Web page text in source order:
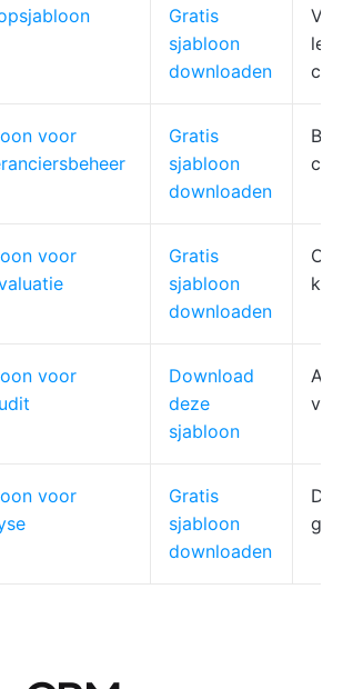
Gratis
sjabloon
downloaden
voor
Gratis
sjabloon
downloaden
voor
Gratis
sjabloon
downloaden
voor
Download
deze
sjabloon
voor
Gratis
sjabloon
downloaden